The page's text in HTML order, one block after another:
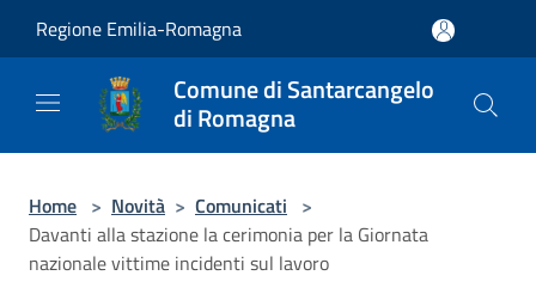
Regione Emilia-Romagna
Comune di Santarcangelo
di Romagna
Home > Novità > Comunicati >
Davanti alla stazione la cerimonia per la Giornata
nazionale vittime incidenti sul lavoro